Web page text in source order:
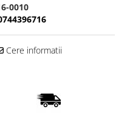
0010
Cere informatii